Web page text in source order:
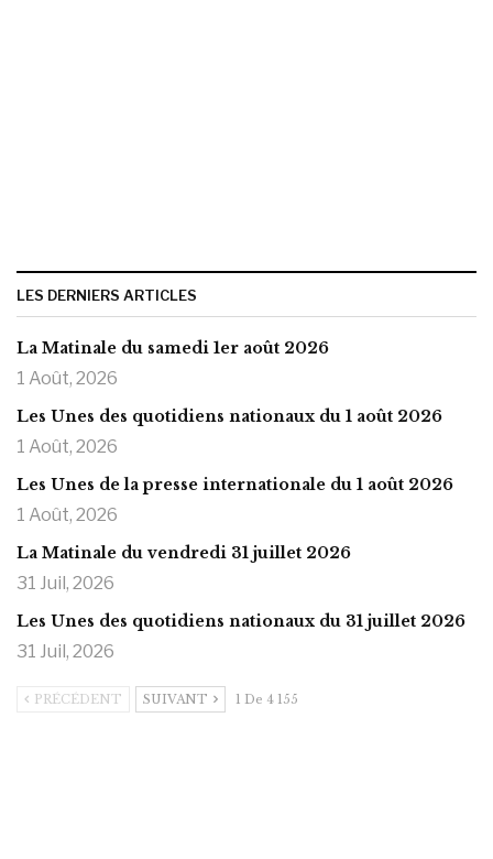
LES DERNIERS ARTICLES
La Matinale du samedi 1er août 2026
1 Août, 2026
Les Unes des quotidiens nationaux du 1 août 2026
1 Août, 2026
Les Unes de la presse internationale du 1 août 2026
1 Août, 2026
La Matinale du vendredi 31 juillet 2026
31 Juil, 2026
Les Unes des quotidiens nationaux du 31 juillet 2026
31 Juil, 2026
PRÉCÉDENT SUIVANT 1 De 4 155